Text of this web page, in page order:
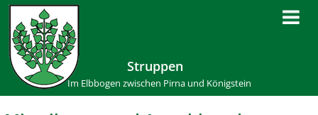
Struppen
Im Elbbogen zwischen Pirna und Königstein